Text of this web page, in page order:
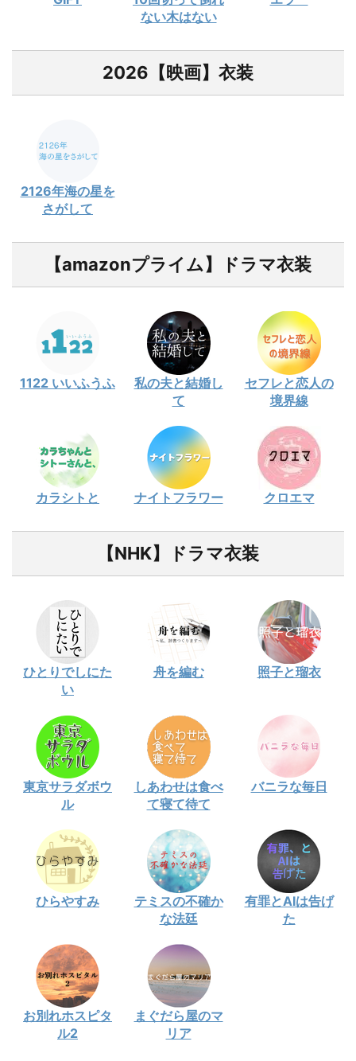
ない木はない
2026【映画】衣装
2126年海の星を
さがして
【amazonプライム】ドラマ衣装
1122 いいふうふ
私の夫と結婚し
て
セフレと恋人の
境界線
カラシトと ナイトフラワー クロエマ
【NHK】ドラマ衣装
ひとりでしにた
い
舟を編む 照子と瑠衣
東京サラダボウ
ル
しあわせは食べ
て寝て待て
バニラな毎日
ひらやすみ
テミスの不確か
な法廷
有罪とAIは告げ
た
お別れホスピタ
ル2
まぐだら屋のマ
リア